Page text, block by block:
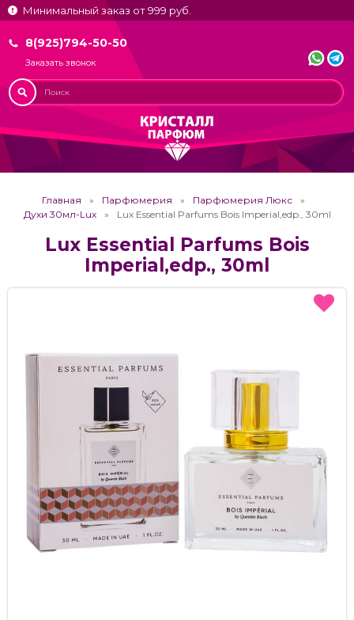
Минимальный заказ от 999 руб.
8(925)794-50-50
Заказать звонок
Главная Парфюмерия
Парфюмерия Люкс
Духи 30мл-Lux
Lux Essential Parfums Bois Imperial,edp., 30ml
Lux Essential Parfums Bois
Imperial,edp., 30ml